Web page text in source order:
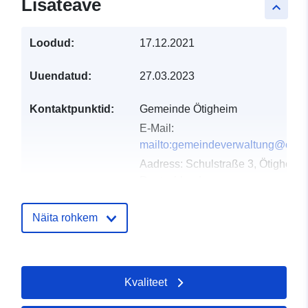
keyboard_arrow_up
Lisateave
Loodud: 17.12.2021
Uuendatud: 27.03.2023
Kontaktpunktid:
Gemeinde Ötigheim
E-Mail:
Aadress: Schulstraße 3,
Kataloogi kirje:
Ajakohastatud veebisaidil
25 July 2026
Näita rohkem
Kvaliteet